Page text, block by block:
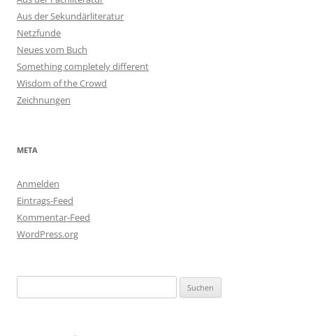
Aus der Sekundärliteratur
Netzfunde
Neues vom Buch
Something completely different
Wisdom of the Crowd
Zeichnungen
META
Anmelden
Eintrags-Feed
Kommentar-Feed
WordPress.org
nach: